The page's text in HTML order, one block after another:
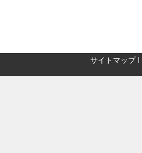
サイトマップl